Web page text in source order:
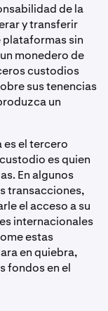
de la
y transferir
sin
monedero de
custodios
sus tenencias
un
es el tercero
es quien
En algunos
transacciones,
el acceso a su
internacionales
estas
en quiebra,
fondos en el